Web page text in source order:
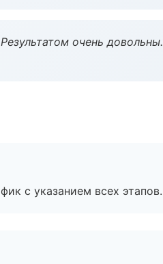
очень довольны.
с указанием всех этапов.